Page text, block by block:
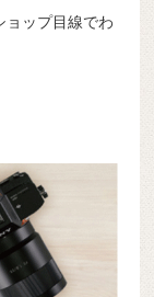
ョップ目線でわ